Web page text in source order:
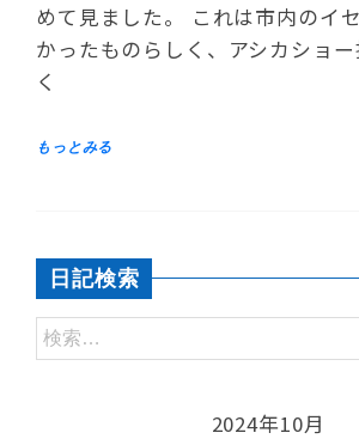
めて見ました。 これは市内のイ
かったものらしく、アシカショ
く
日記検索
2024年10月